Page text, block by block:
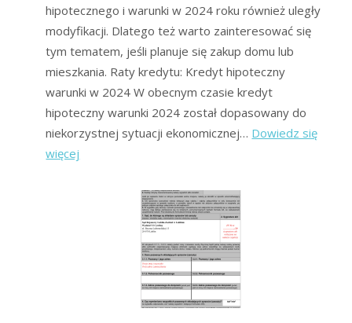
hipotecznego i warunki w 2024 roku również uległy
modyfikacji. Dlatego też warto zainteresować się
tym tematem, jeśli planuje się zakup domu lub
mieszkania. Raty kredytu: Kredyt hipoteczny
warunki w 2024 W obecnym czasie kredyt
hipoteczny warunki 2024 został dopasowany do
niekorzystnej sytuacji ekonomicznej… Dowiedz się
więcej
hipotecznego:
(Odpowiedź